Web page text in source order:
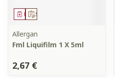
Sur prescription
Médicament
Allergan
Fml Liquifilm 1 X 5ml
2,67 €